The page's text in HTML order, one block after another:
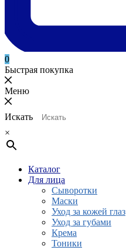
0
Быстрая покупка
Меню
Искать
×
Каталог
Для лица
Сыворотки
Маски
Уход за кожей глаз
Уход за губами
Крема
Тоники